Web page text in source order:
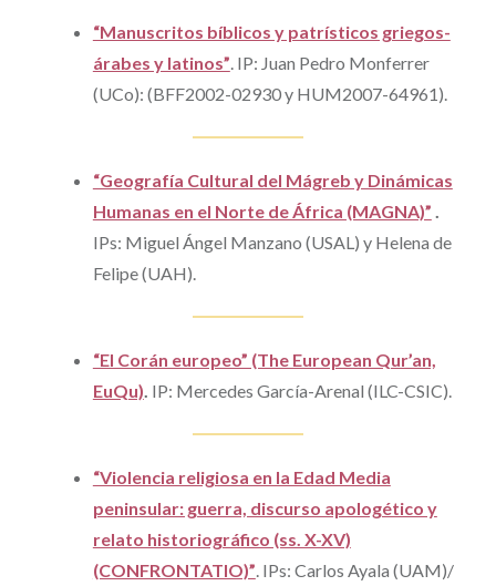
“Manuscritos bíblicos y patrísticos griegos-
árabes y latinos” IP: Juan Pedro Monferrer
(UCo): (BFF2002-02930 y HUM2007-64961).
“Geografía Cultural del Mágreb y Dinámicas
Humanas en el Norte de África (MAGNA)”
IPs: Miguel Ángel Manzano (USAL) y Helena de
Felipe (UAH).
“El Corán europeo” (The European Qur’an,
EuQu) IP: Mercedes García-Arenal (ILC-CSIC).
“Violencia religiosa en la Edad Media
peninsular: guerra, discurso apologético y
relato historiográfico (ss. X-XV)
(CONFRONTATIO)” IPs: Carlos Ayala (UAM)/